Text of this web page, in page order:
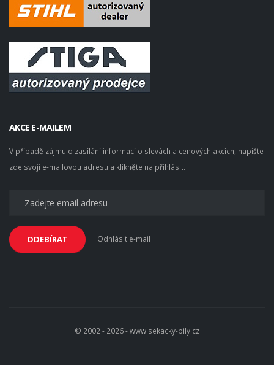
AKCE E-MAILEM
V případě zájmu o zasílání informací o slevách a cenových akcích, napište
zde svoji e-mailovou adresu a klikněte na přihlásit.
ODEBÍRAT Odhlásit e-mail
© 2002 - 2026 - www.sekacky-pily.cz